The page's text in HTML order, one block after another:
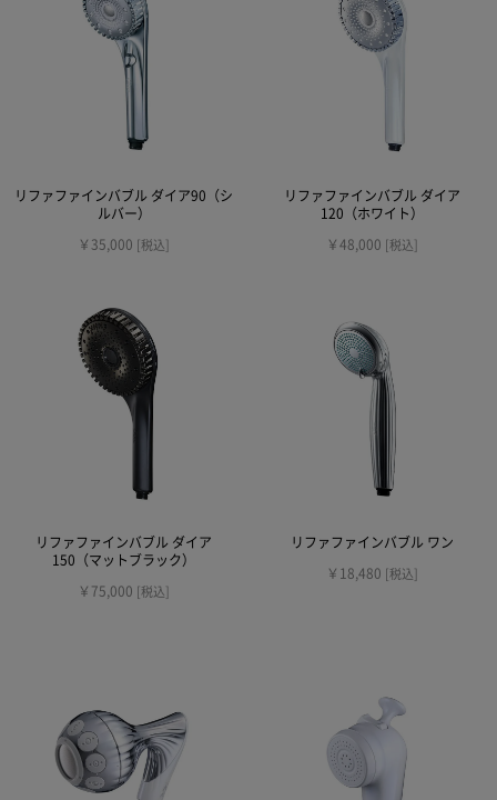
リファファインバブル ダイア90（シ
ルバー）
￥35,000 [税込]
リファファインバブル ダイア
120（ホワイト）
￥48,000 [税込]
リファファインバブル ダイア
150（マットブラック）
￥75,000 [税込]
リファファインバブル ワン
￥18,480 [税込]